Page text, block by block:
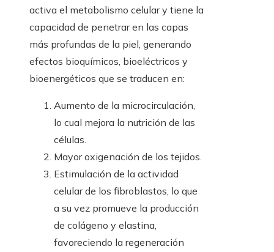
activa el metabolismo celular y tiene la
capacidad de penetrar en las capas
más profundas de la piel, generando
efectos bioquímicos, bioeléctricos y
bioenergéticos que se traducen en:
Aumento de la microcirculación,
lo cual mejora la nutrición de las
células.
Mayor oxigenación de los tejidos.
Estimulación de la actividad
celular de los fibroblastos, lo que
a su vez promueve la producción
de colágeno y elastina,
favoreciendo la regeneración